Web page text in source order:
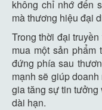
không chỉ nhớ đến
mà thương hiệu đại
Trong thời đại
mua một sản
đứng phía sau
mạnh sẽ giúp
gia tăng sự tin tưởng
dài hạn.